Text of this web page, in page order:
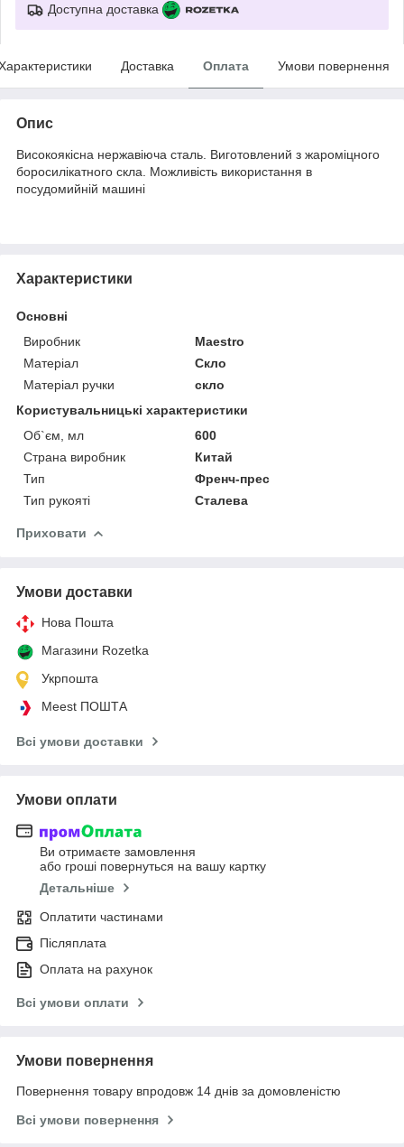
Доступна доставка
Доставка Оплата Умови повернення
Опис
Високоякісна нержавіюча сталь. Виготовлений з жароміцного
боросилікатного скла. Можливість використання в
посудомийній машині
Характеристики
Основні
Виробник
Maestro
Матеріал
Скло
Матеріал ручки
скло
Користувальницькі характеристики
Об`єм, мл
600
Страна виробник
Китай
Тип
Френч-прес
Тип рукояті
Сталева
Приховати
Умови доставки
Нова Пошта
Магазини Rozetka
Укрпошта
Meest ПОШТА
Всі умови доставки
Умови оплати
Ви отримаєте замовлення
або гроші повернуться на вашу картку
Детальніше
Оплатити частинами
Післяплата
Оплата на рахунок
Всі умови оплати
Умови повернення
Повернення товару впродовж 14 днів за домовленістю
Всі умови повернення